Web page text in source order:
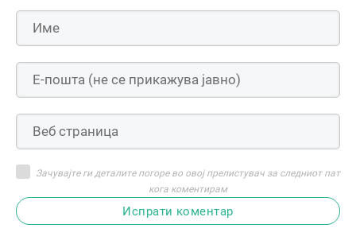
Зачувајте ги деталите погоре во овој прелистувач за следниот пат
кога коментирам
Испрати коментар